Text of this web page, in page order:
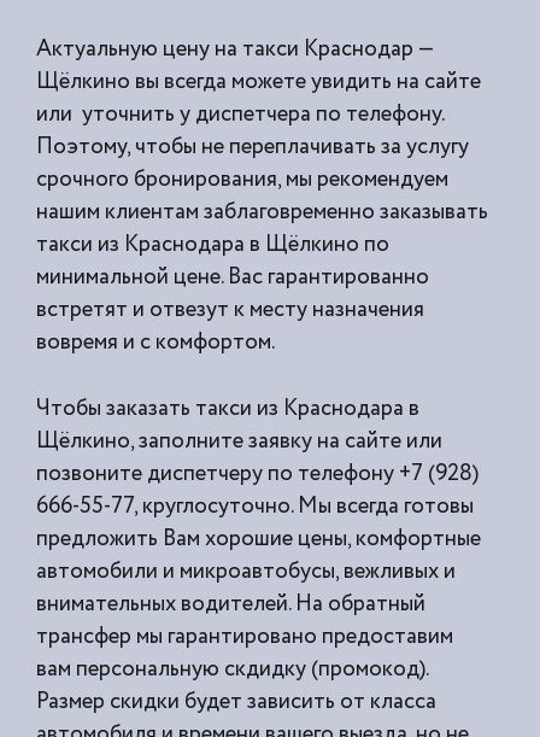
Актуальную цену на такси Краснодар —
Щёлкино вы всегда можете увидить на сайте
или уточнить у диспетчера по телефону.
Поэтому, чтобы не переплачивать за услугу
срочного бронирования, мы рекомендуем
нашим клиентам заблаговременно заказывать
такси из Краснодара в Щёлкино по
минимальной цене. Вас гарантированно
встретят и отвезут к месту назначения
вовремя и с комфортом.
Чтобы заказать такси из Краснодара в
Щёлкино, заполните заявку на сайте или
позвоните диспетчеру по телефону +7 (928)
666-55-77, круглосуточно. Мы всегда готовы
предложить Вам хорошие цены, комфортные
автомобили и микроавтобусы, вежливых и
внимательных водителей. На обратный
трансфер мы гарантировано предоставим
вам персональную скдидку (промокод).
Размер скидки будет зависить от класса